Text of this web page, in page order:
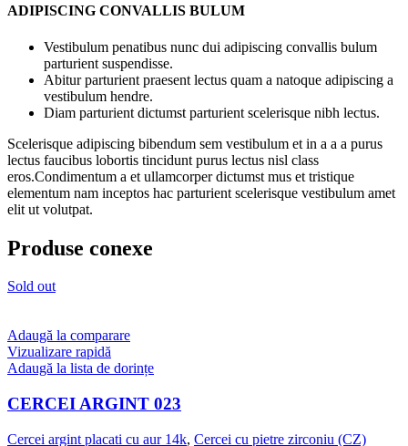
ADIPISCING CONVALLIS BULUM
Vestibulum penatibus nunc dui adipiscing convallis bulum
parturient suspendisse.
Abitur parturient praesent lectus quam a natoque adipiscing a
vestibulum hendre.
Diam parturient dictumst parturient scelerisque nibh lectus.
Scelerisque adipiscing bibendum sem vestibulum et in a a a purus
lectus faucibus lobortis tincidunt purus lectus nisl class
eros.Condimentum a et ullamcorper dictumst mus et tristique
elementum nam inceptos hac parturient scelerisque vestibulum amet
elit ut volutpat.
Produse conexe
Sold out
Adaugă la comparare
Vizualizare rapidă
Adaugă la lista de dorințe
CERCEI ARGINT 023
Cercei argint placati cu aur 14k, Cercei cu pietre zirconiu (CZ)